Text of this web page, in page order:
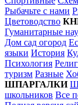
Рыбачьте с нами
Цветоводство
Гуманитарные
Дом сад огород
языки История
Психология
туризм Разные
ШПАРГАЛКИ
школьников Все